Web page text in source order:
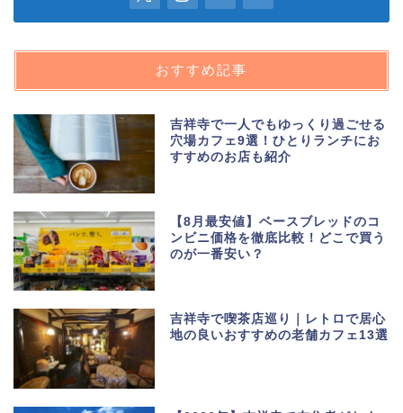
おすすめ記事
吉祥寺で一人でもゆっくり過ごせる
穴場カフェ9選！ひとりランチにお
すすめのお店も紹介
【8月最安値】ベースブレッドのコ
ンビニ価格を徹底比較！どこで買う
のが一番安い？
吉祥寺で喫茶店巡り｜レトロで居心
地の良いおすすめの老舗カフェ13選